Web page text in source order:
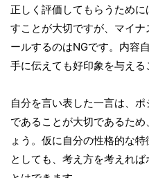
正しく評価してもらうため
すことが大切ですが、マイ
ールするのはNGです。内容
手に伝えても好印象を与える
自分を言い表した一言は、
であることが大切であるた
ょう。仮に自分の性格的な
としても、考え方を考えれ